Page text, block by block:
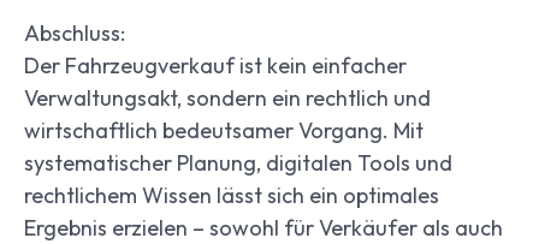
Abschluss:
Der Fahrzeugverkauf ist kein einfacher
Verwaltungsakt, sondern ein rechtlich und
wirtschaftlich bedeutsamer Vorgang. Mit
systematischer Planung, digitalen Tools und
rechtlichem Wissen lässt sich ein optimales
Ergebnis erzielen – sowohl für Verkäufer als auch